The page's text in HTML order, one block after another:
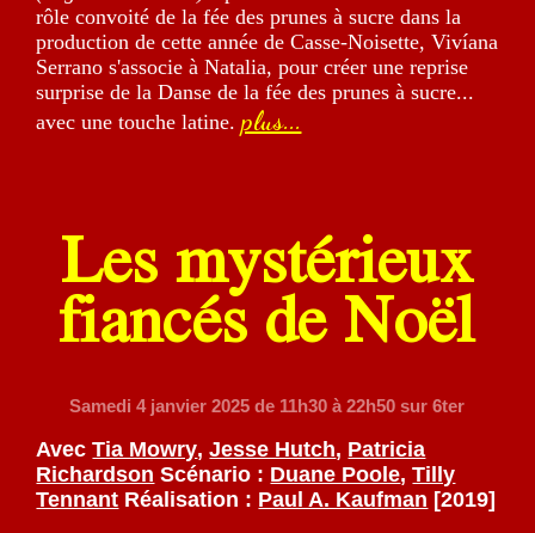
rôle convoité de la fée des prunes à sucre dans la
production de cette année de Casse-Noisette, Vivíana
Serrano s'associe à Natalia, pour créer une reprise
surprise de la Danse de la fée des prunes à sucre...
avec une touche latine.plus...
Les mystérieux
fiancés de Noël
Samedi 4 janvier 2025 de 11h30 à 22h50 sur 6ter
AvecTia Mowry,Jesse Hutch, Patricia
Richardson Scénario : Duane Poole,Tilly
Tennant Réalisation : Paul A. Kaufman [2019]